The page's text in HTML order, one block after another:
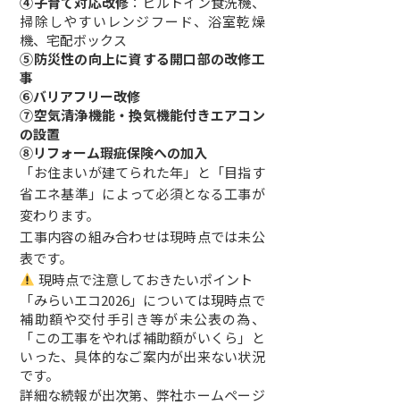
掃除しやすいレンジフード、浴室乾燥
機、宅配ボックス
⑤防災性の向上に資する開口部の改修工
事
⑥バリアフリー改修
⑦空気清浄機能・換気機能付きエアコン
の設置
⑧リフォーム瑕疵保険への加入
「お住まいが建てられた年」と「目指す
省エネ基準」によって必須となる工事が
変わります。
工事内容の組み合わせは現時点では未公
表です。
現時点で注意しておきたいポイント
「みらいエコ2026」については現時点で
補助額や交付手引き等が未公表の為、
「この工事をやれば補助額がいくら」と
いった、具体的なご案内が出来ない状況
です。
詳細な続報が出次第、弊社ホームページ